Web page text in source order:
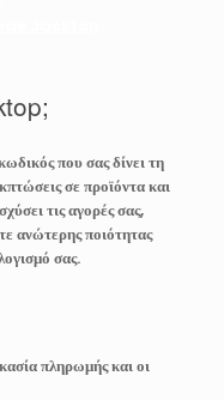
που σας δίνει τη
σε προϊόντα και
τις αγορές σας,
ανώτερης ποιότητας
σας.
πληρωμής και οι